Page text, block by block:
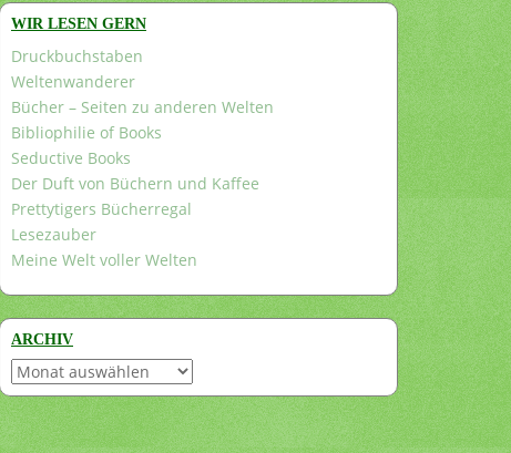
WIR LESEN GERN
Druckbuchstaben
Weltenwanderer
Bücher – Seiten zu anderen Welten
Bibliophilie of Books
Seductive Books
Der Duft von Büchern und Kaffee
Prettytigers Bücherregal
Lesezauber
Meine Welt voller Welten
ARCHIV
Archiv